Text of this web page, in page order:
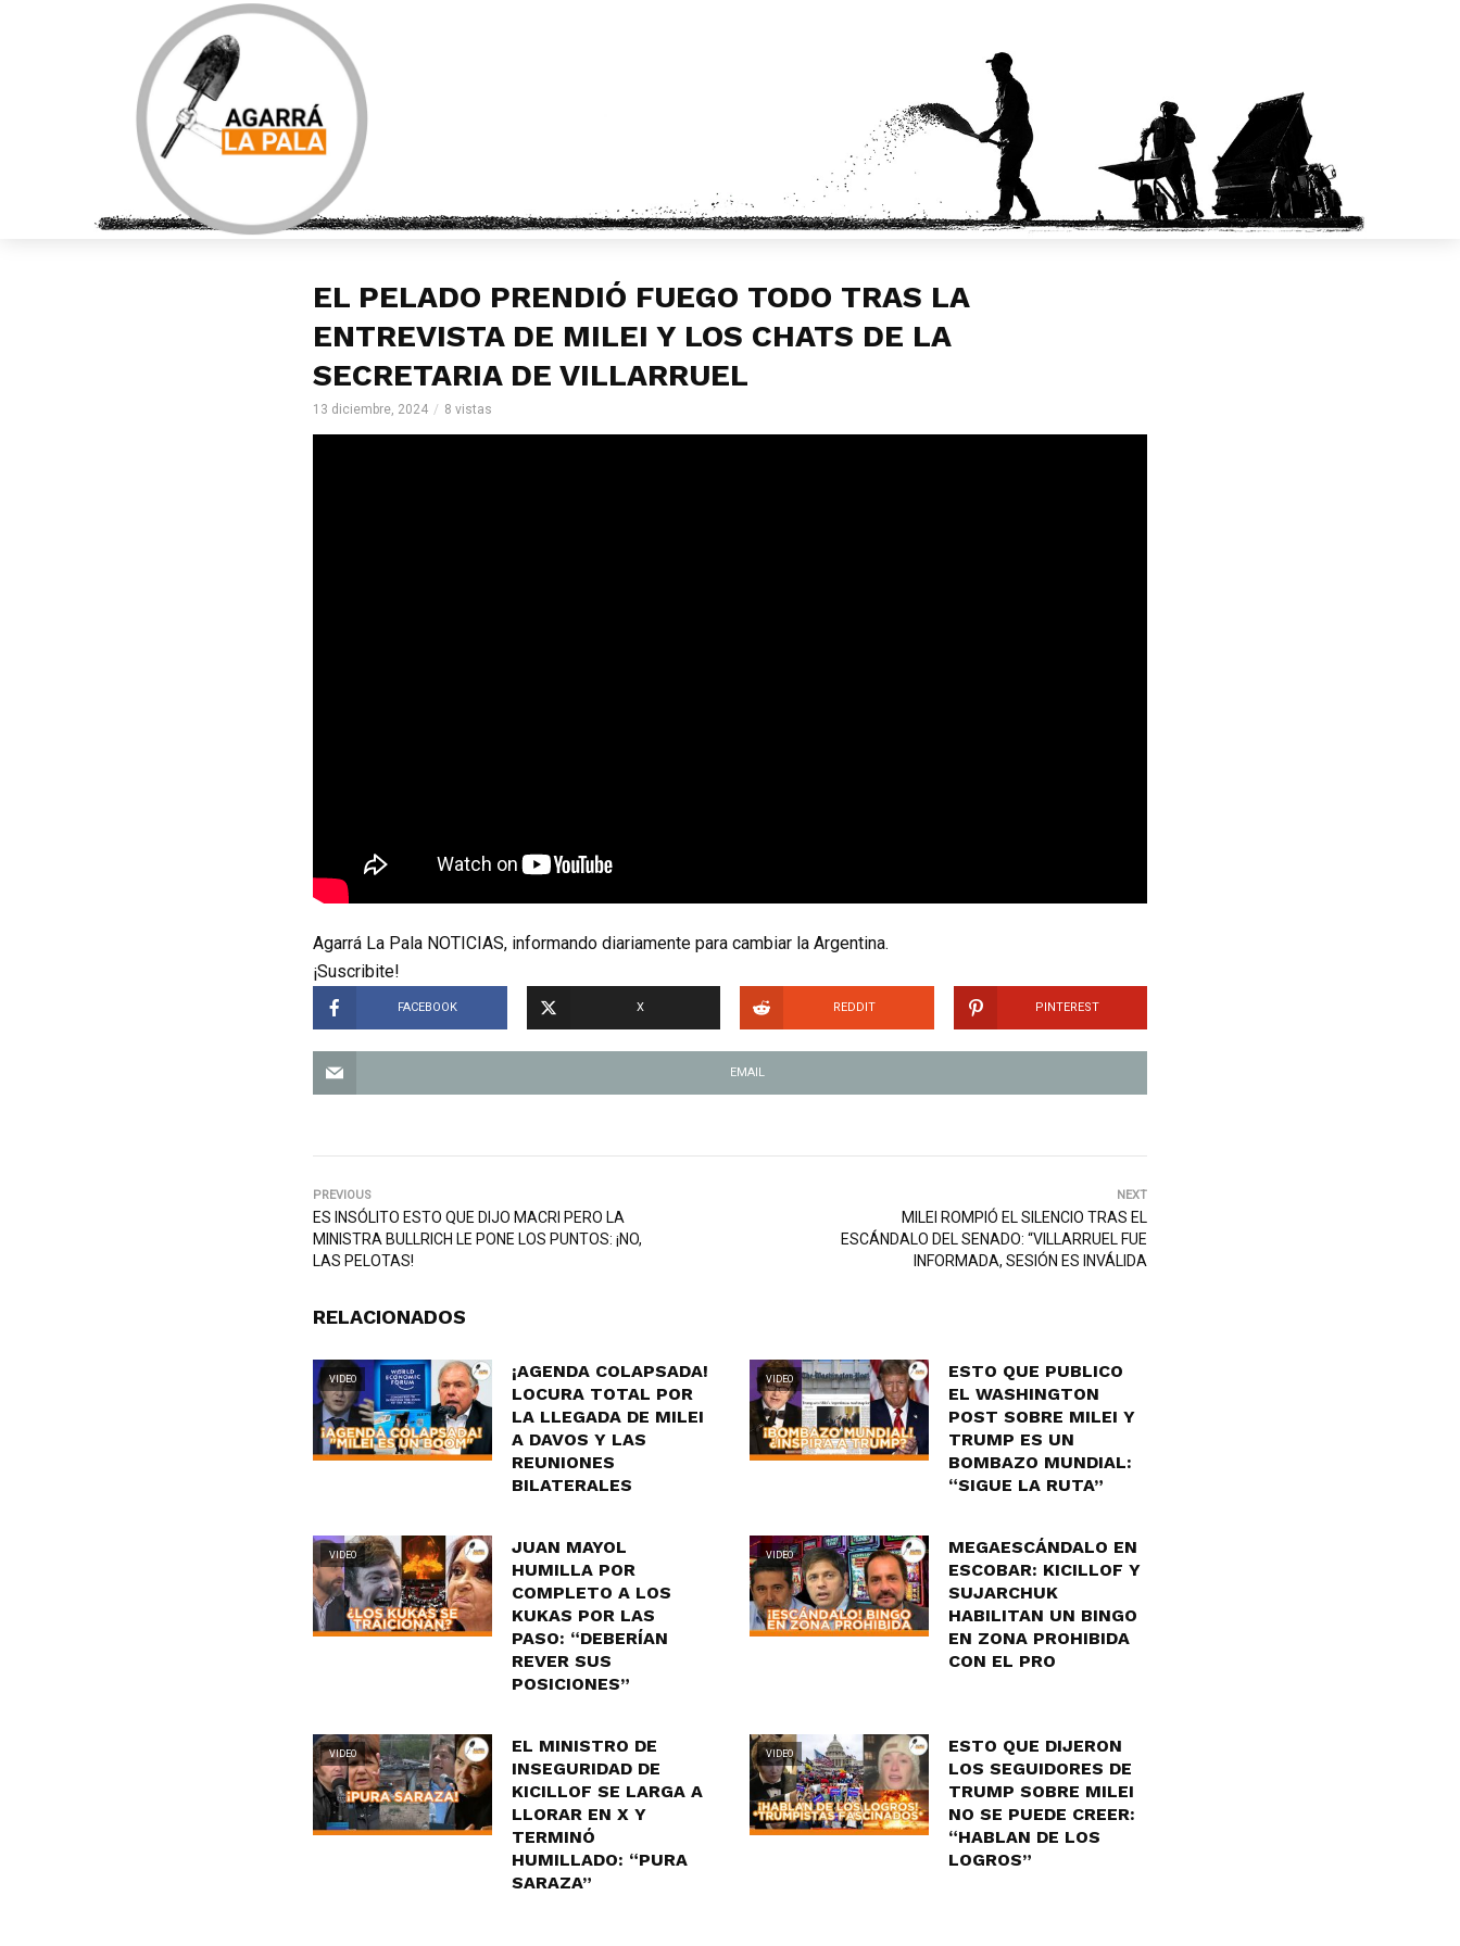
EL PELADO PRENDIÓ FUEGO TODO TRAS LA
ENTREVISTA DE MILEI Y LOS CHATS DE LA
SECRETARIA DE VILLARRUEL
13 diciembre, 2024 8 vistas
Agarrá La Pala NOTICIAS, informando diariamente para cambiar la Argentina.
¡Suscribite!
FACEBOOK X REDDIT PINTEREST
EMAIL
PREVIOUS
ES INSÓLITO ESTO QUE DIJO MACRI PERO LA
MINISTRA BULLRICH LE PONE LOS PUNTOS: ¡NO,
LAS PELOTAS!
NEXT
MILEI ROMPIÓ EL SILENCIO TRAS EL
ESCÁNDALO DEL SENADO: “VILLARRUEL FUE
INFORMADA, SESIÓN ES INVÁLIDA
RELACIONADOS
VIDEO
¡AGENDA COLAPSADA!
LOCURA TOTAL POR
LA LLEGADA DE MILEI
A DAVOS Y LAS
REUNIONES
BILATERALES
VIDEO
ESTO QUE PUBLICO
EL WASHINGTON
POST SOBRE MILEI Y
TRUMP ES UN
BOMBAZO MUNDIAL:
“SIGUE LA RUTA”
VIDEO
JUAN MAYOL
HUMILLA POR
COMPLETO A LOS
KUKAS POR LAS
PASO: “DEBERÍAN
REVER SUS
POSICIONES”
VIDEO
MEGAESCÁNDALO EN
ESCOBAR: KICILLOF Y
SUJARCHUK
HABILITAN UN BINGO
EN ZONA PROHIBIDA
CON EL PRO
VIDEO
EL MINISTRO DE
INSEGURIDAD DE
KICILLOF SE LARGA A
LLORAR EN X Y
TERMINÓ
HUMILLADO: “PURA
SARAZA”
VIDEO
ESTO QUE DIJERON
LOS SEGUIDORES DE
TRUMP SOBRE MILEI
NO SE PUEDE CREER:
“HABLAN DE LOS
LOGROS”